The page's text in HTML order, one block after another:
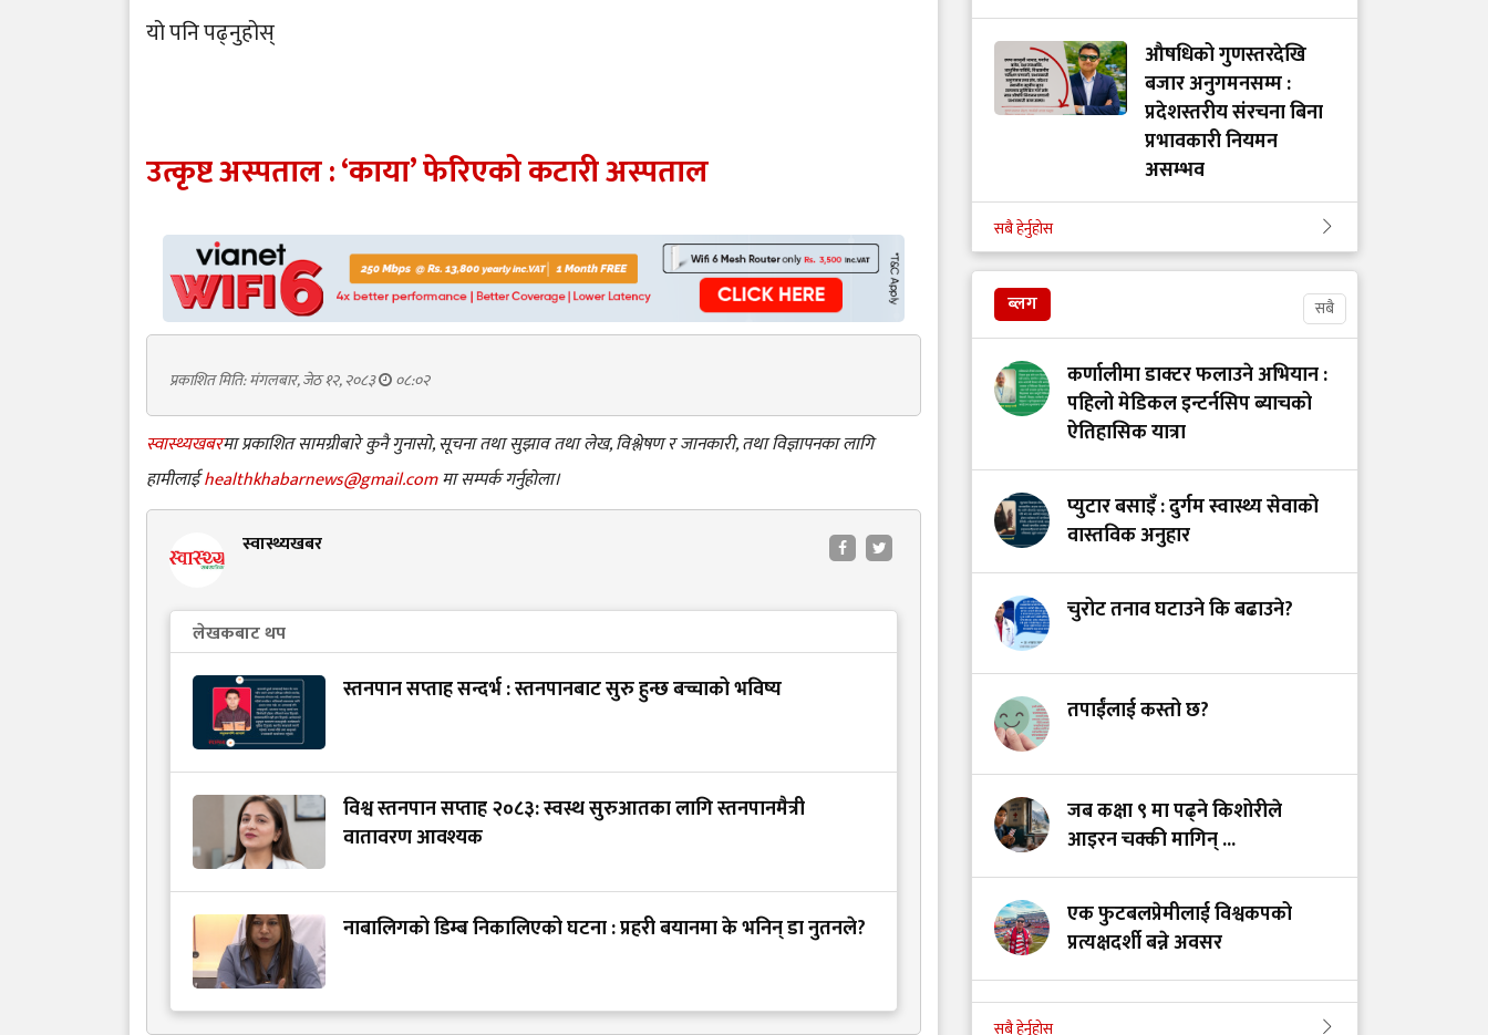
यो पनि पढ्नुहोस्
उत्कृष्ट अस्पताल : ‘काया’ फेरिएको कटारी अस्पताल
प्रकाशित मिति: मंगलबार, जेठ १२, २०८३ ०८:०२
स्वास्थ्यखबरमा प्रकाशित सामग्रीबारे कुनै गुनासो, सूचना तथा सुझाव तथा लेख, विश्लेषण र जानकारी, तथा विज्ञापनका लागि
हामीलाईhealthkhabarnews@gmail.comमा सम्पर्क गर्नुहोला।
स्वास्थ्यखबर
लेखकबाट थप
स्तनपान सप्ताह सन्दर्भ : स्तनपानबाट सुरु हुन्छ बच्चाको भविष्य
विश्व स्तनपान सप्ताह २०८३: स्वस्थ सुरुआतका लागि स्तनपानमैत्री
वातावरण आवश्यक
नाबालिगको डिम्ब निकालिएको घटना : प्रहरी बयानमा के भनिन् डा नुतनले?
औषधिको गुणस्तरदेखि
बजार अनुगमनसम्म :
प्रदेशस्तरीय संरचना बिना
प्रभावकारी नियमन
असम्भव
गोरखाका विकट
विद्यालयमा मुटु रोगको
खोजी: समयमै रोग पत्ता
लाग्दा बच्न थाल्यो
बालबालिकाको जीवन
सेवा, संघर्ष र सम्मानको
पर्खाइमा नर्स
खाद्य स्वच्छता र गुणस्तर
नियमन: मन्त्रालय परिवर्तन
कि प्रणालीमा सुधार?
स्तनपानमैत्री कार्यस्थल
बनाऔँ
अस्तित्वको खोजीमा
नर्सिङ पेसा: साधना
देशको, सम्मान कहिले?
सबै हेर्नुहोस
ब्लग सबै
कर्णालीमा डाक्टर फलाउने अभियान :
पहिलो मेडिकल इन्टर्नसिप ब्याचको
ऐतिहासिक यात्रा
प्युटार बसाइँ : दुर्गम स्वास्थ्य सेवाको
वास्तविक अनुहार
चुरोट तनाव घटाउने कि बढाउने?
तपाईंलाई कस्तो छ?
जब कक्षा ९ मा पढ्ने किशोरीले
आइरन चक्की मागिन् ...
एक फुटबलप्रेमीलाई विश्वकपको
प्रत्यक्षदर्शी बन्ने अवसर
सबै हेर्नुहोस